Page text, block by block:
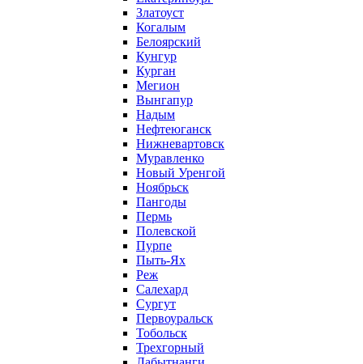
Златоуст
Когалым
Белоярский
Кунгур
Курган
Мегион
Вынгапур
Надым
Нефтеюганск
Нижневартовск
Муравленко
Новый Уренгой
Ноябрьск
Пангоды
Пермь
Полевской
Пурпе
Пыть-Ях
Реж
Салехард
Сургут
Первоуральск
Тобольск
Трехгорный